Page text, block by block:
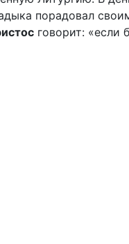
порадовал
говорит: